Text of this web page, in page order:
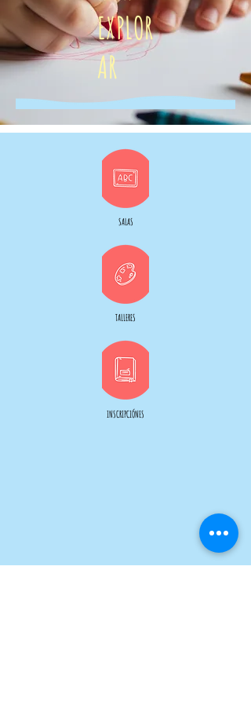
EXPLOR
AR
SALAS
TALLERES
INSCRIPCIÓNES